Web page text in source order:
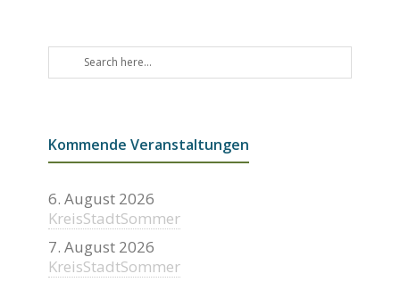
Kommende Veranstaltungen
6. August 2026
KreisStadtSommer
7. August 2026
KreisStadtSommer